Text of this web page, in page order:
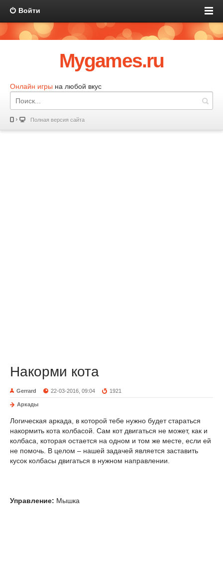
Войти
Mygames.ru
Онлайн игры на любой вкус
Полная версия сайта
Накорми кота
Gerrard 22-03-2016, 09:04 1921
Аркады
Логическая аркада, в которой тебе нужно будет стараться
накормить кота колбасой. Сам кот двигаться не может, как и
колбаса, которая остается на одном и том же месте, если ей
не помочь. В целом – нашей задачей является заставить
кусок колбасы двигаться в нужном направлении.
Управление: Мышка